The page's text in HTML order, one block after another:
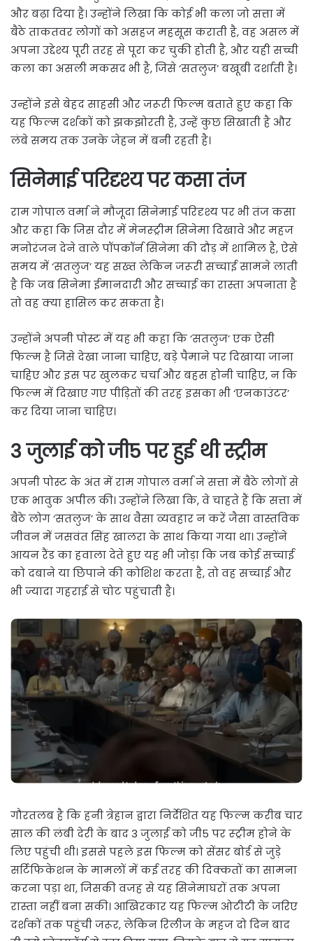
और बढ़ा दिया है। उन्होंने लिखा कि कोई भी कला जो सत्ता में
बैठे ताकतवर लोगों को असहज महसूस कराती है, वह असल में
अपना उद्देश्य पूरी तरह से पूरा कर चुकी होती है, और यही सच्ची
कला का असली मकसद भी है, जिसे ‘सतलुज’ बखूबी दर्शाती है।
उन्होंने इसे बेहद साहसी और जरूरी फिल्म बताते हुए कहा कि
यह फिल्म दर्शकों को झकझोरती है, उन्हें कुछ सिखाती है और
लंबे समय तक उनके जेहन में बनी रहती है।
सिनेमाई परिदृश्य पर कसा तंज
राम गोपाल वर्मा ने मौजूदा सिनेमाई परिदृश्य पर भी तंज कसा
और कहा कि जिस दौर में मेनस्ट्रीम सिनेमा दिखावे और महज
मनोरंजन देने वाले पॉपकॉर्न सिनेमा की दौड़ में शामिल है, ऐसे
समय में ‘सतलुज’ यह सख्त लेकिन जरूरी सच्चाई सामने लाती
है कि जब सिनेमा ईमानदारी और सच्चाई का रास्ता अपनाता है
तो वह क्या हासिल कर सकता है।
उन्होंने अपनी पोस्ट में यह भी कहा कि ‘सतलुज’ एक ऐसी
फिल्म है जिसे देखा जाना चाहिए, बड़े पैमाने पर दिखाया जाना
चाहिए और इस पर खुलकर चर्चा और बहस होनी चाहिए, न कि
फिल्म में दिखाए गए पीड़ितों की तरह इसका भी ‘एनकाउंटर’
कर दिया जाना चाहिए।
3 जुलाई को जी5 पर हुई थी स्ट्रीम
अपनी पोस्ट के अंत में राम गोपाल वर्मा ने सत्ता में बैठे लोगों से
एक भावुक अपील की। उन्होंने लिखा कि, वे चाहते हैं कि सत्ता में
बैठे लोग ‘सतलुज’ के साथ वैसा व्यवहार न करें जैसा वास्तविक
जीवन में जसवंत सिंह खालरा के साथ किया गया था। उन्होंने
आयन रैंड का हवाला देते हुए यह भी जोड़ा कि जब कोई सच्चाई
को दबाने या छिपाने की कोशिश करता है, तो वह सच्चाई और
भी ज्यादा गहराई से चोट पहुंचाती है।
गौरतलब है कि हनी त्रेहान द्वारा निर्देशित यह फिल्म करीब चार
साल की लंबी देरी के बाद 3 जुलाई को जी5 पर स्ट्रीम होने के
लिए पहुंची थी। इससे पहले इस फिल्म को सेंसर बोर्ड से जुड़े
सर्टिफिकेशन के मामलों में कई तरह की दिक्कतों का सामना
करना पड़ा था, जिसकी वजह से यह सिनेमाघरों तक अपना
रास्ता नहीं बना सकी। आखिरकार यह फिल्म ओटीटी के जरिए
दर्शकों तक पहुंची जरूर, लेकिन रिलीज के महज दो दिन बाद